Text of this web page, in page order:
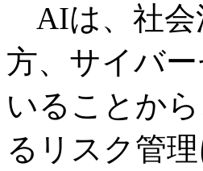
AIは、社
方、サイバ
いることから
るリスク管